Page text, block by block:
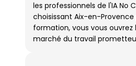
les professionnels de l'IA No
choisissant Aix-en-
formation, vous vous ouvrez
marché du travail